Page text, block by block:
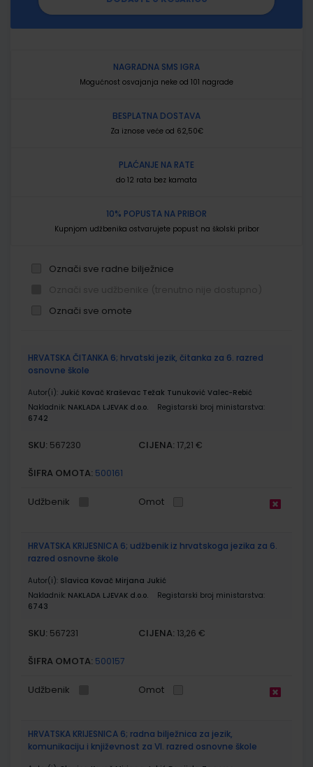
NAGRADNA SMS IGRA
Mogućnost osvajanja neke od 101 nagrade
BESPLATNA DOSTAVA
Za iznose veće od 62,50€
PLAĆANJE NA RATE
do 12 rata bez kamata
10% POPUSTA NA PRIBOR
Kupnjom udžbenika ostvarujete popust na školski pribor
Označi sve radne bilježnice
Označi sve omote
proizvodi
HRVATSKA ČITANKA 6; hrvatski jezik, čitanka za 6. razred
osnovne škole
Autor(i): Jukić Kovač Kraševac Težak Tunuković Valec-Rebić
Nakladnik: NAKLADA LJEVAK d.o.o.
Registarski broj ministarstva:
6742
SKU: 567230 CIJENA: 17,21 €
ŠIFRA OMOTA: 500161
Udžbenik Omot
HRVATSKA KRIJESNICA 6; udžbenik iz hrvatskoga jezika za 6.
razred osnovne škole
Autor(i): Slavica Kovač Mirjana Jukić
Nakladnik: NAKLADA LJEVAK d.o.o.
Registarski broj ministarstva:
6743
SKU: 567231 CIJENA: 13,26 €
ŠIFRA OMOTA: 500157
Udžbenik Omot
HRVATSKA KRIJESNICA 6; radna bilježnica za jezik,
komunikaciju i književnost za VI. razred osnovne škole